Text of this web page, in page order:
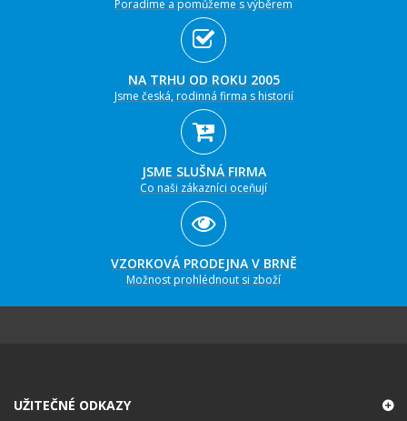
Poradíme a pomůžeme s výběrem
NA TRHU OD ROKU 2005
Jsme česká, rodinná firma s historií
JSME SLUŠNÁ FIRMA
Co naši zákazníci oceňují
VZORKOVÁ PRODEJNA V BRNĚ
Možnost prohlédnout si zboží
UŽITEČNÉ ODKAZY